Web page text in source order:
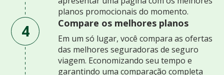
planos promocionais do momento.
4 Compare os melhores planos
Em um só lugar, você compara as ofertas
das melhores seguradoras de seguro
viagem. Economizando seu tempo e
garantindo uma comparação completa